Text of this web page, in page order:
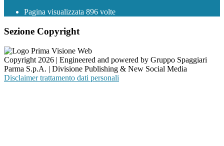
Pagina visualizzata 896 volte
Sezione Copyright
Copyright 2026 | Engineered and powered by Gruppo Spaggiari
Parma S.p.A. | Divisione Publishing & New Social Media
Disclaimer trattamento dati personali